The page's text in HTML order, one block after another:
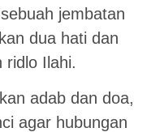
jembatan
dua hati dan
ridlo Ilahi.
adab dan doa,
agar hubungan